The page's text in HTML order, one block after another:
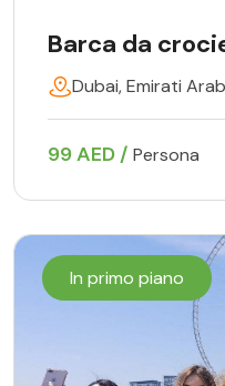
Barca da
Dubai, Emirati
99 AED / Persona
In primo piano